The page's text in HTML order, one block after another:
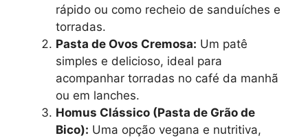
rápido ou como recheio de sanduíches e
torradas.
Pasta de Ovos Cremosa: Um patê
simples e delicioso, ideal para
acompanhar torradas no café da manhã
ou em lanches.
Homus Clássico (Pasta de Grão de
Bico): Uma opção vegana e nutritiva,